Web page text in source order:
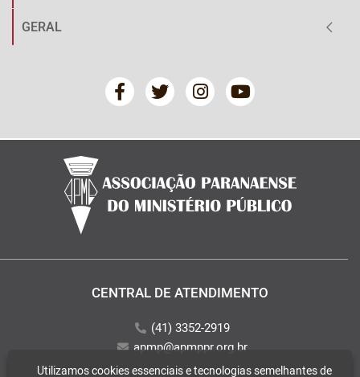
GERAL
CENTRAL DE ATENDIMENTO
(41) 3352-2919
apmp@apmppr.org.br
Utilizamos cookies essenciais e tecnologias semelhantes de